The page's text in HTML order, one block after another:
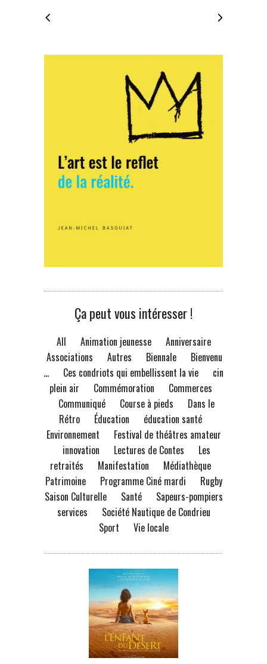
Ça peut vous intéresser !
All Animation jeunesse
Anniversaire
Associations
Autres Biennale
Bienvenue
à...
Ces condriots qui embellissent la vie
ciné
plein air
Commémoration
Commerces
Communiqué
Course à pieds
Dans le
Rétro
Éducation
éducation santé
Environnement
Festival de théâtres amateur
innovation
Lectures de Contes
Les
retraités
Manifestation
Médiathèque
Patrimoine
Programme Ciné mardi
Rugby
Saison Culturelle
Santé
Sapeurs-pompiers
services
Société Nautique de Condrieu
Sport
Vie locale